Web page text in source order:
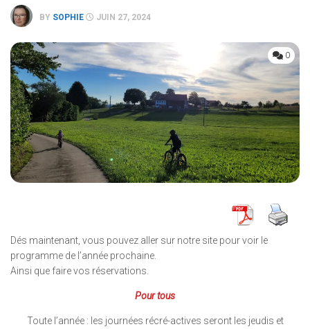
BY SOPHIE JUIN 27, 2024
0
Dés maintenant, vous pouvez aller sur notre site pour voir le
programme de l’année prochaine.
Ainsi que faire vos réservations.
Pour tous
Toute l’année : les journées récré-actives seront les jeudis et